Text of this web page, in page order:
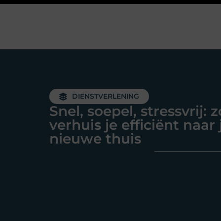
DIENSTVERLENING
Snel, soepel, stressvrij:
verhuis je efficiënt naar
nieuwe thuis